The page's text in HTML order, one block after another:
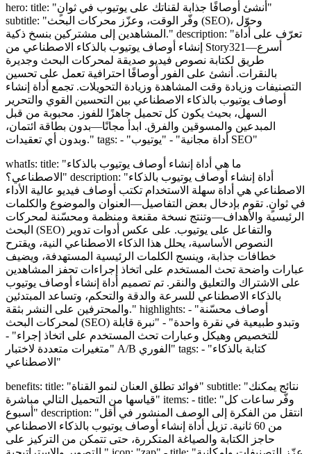
hero: title: "أنشئ أوصافًا جذابة لقناتك على يوتيوب في ثوانٍ"
subtitle: "وفّر الوقت، وعزّز محركات البحث (SEO)، وحوّل
المشاهدين إلى مشتركين بنسخ ذكية." description: "تعرّف على أداة
إنشاء أوصاف يوتيوب بالذكاء الاصطناعي من Story321—أسرع
طريق لكتابة نصوص فيديو صديقة لمحركات البحث وجديرة
بالنقرات. أنشئ على الفور أوصافًا احترافية تعمل على تحسين
التصنيفات وزيادة وقت المشاهدة وزيادة التحويلات. تجمع أداة إنشاء
أوصاف يوتيوب بالذكاء الاصطناعي بين التحسين القوي والتحرير
السهل، بحيث يكون كل تحميل جاهزًا للفوز. محبوبة من قبل
المبدعين والمسوقين والفرق. ابدأ مجانًا—بدون بطاقة ائتمان،
وبدون أي تعقيدات." tags: - "أداة مجانية" - "يوتيوب SEO"
whatIs: title: "ما هي أداة إنشاء أوصاف يوتيوب بالذكاء
الاصطناعي؟" description: "أداة إنشاء أوصاف يوتيوب بالذكاء
الاصطناعي هي أداة سهلة الاستخدام تكتب أوصاف فيديو عالية الأداء
في ثوانٍ. تقوم بإدخال بعض التفاصيل—العنوان والموضوع والكلمات
الرئيسية والأهداف—وتنتج نسخة مقنعة ومنظمة ومحسّنة لمحركات
البحث (SEO) والتفاعل على يوتيوب. على عكس أدوات تدوير
النصوص الأساسية، يحلل هذا الذكاء الاصطناعي النية، ويقترح
خطافات جذابة، وينسج الكلمات الرئيسية المستهدفة، ويضيف
عبارات واضحة تحث المستخدم على اتخاذ إجراءات تحفز المشاهدين
على الاشتراك والتعليق والنقر. تم تصميم أداة إنشاء أوصاف يوتيوب
بالذكاء الاصطناعي للسرعة والدقة والتحكم، وتساعد المبتدئين
والمحترفين على النشر بثقة." highlights: - "أوصاف محسّنة
لمحركات البحث (SEO) وتبدو طبيعية في نقرة واحدة" - "نبرة قابلة
للتخصيص وهيكل وعبارات تحث المستخدم على اتخاذ إجراء" -
"متغيرات متعددة لاختبار A/B الفوري" tags: - "كتابة بالذكاء
الاصطناعي"
benefits: title: "فوائد تطلق العنان لنمو القناة" subtitle: "نتائج يمكنك
قياسها من التحميل التالي مباشرة" items: - title: "وفّر ساعات كل
أسبوع" description: "انتقل من الفكرة إلى الوصف المنشور في أقل
من 60 ثانية. تزيل أداة إنشاء أوصاف يوتيوب بالذكاء الاصطناعي
حاجز الكتابة والصياغة المتكررة، حتى تتمكن من التركيز على